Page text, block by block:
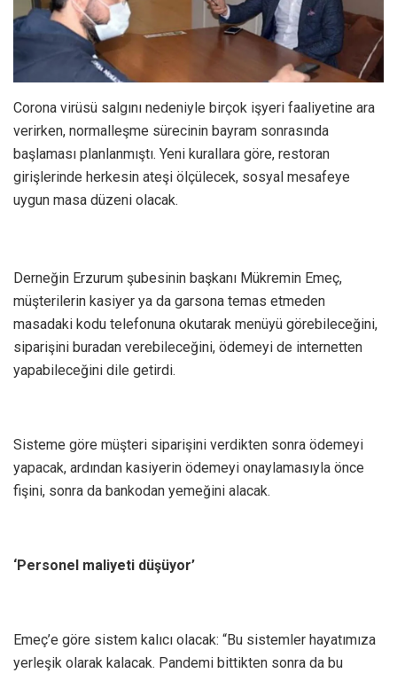
Corona virüsü salgını nedeniyle birçok işyeri faaliyetine ara
verirken, normalleşme sürecinin bayram sonrasında
başlaması planlanmıştı. Yeni kurallara göre, restoran
girişlerinde herkesin ateşi ölçülecek, sosyal mesafeye
uygun masa düzeni olacak.
Derneğin Erzurum şubesinin başkanı Mükremin Emeç,
müşterilerin kasiyer ya da garsona temas etmeden
masadaki kodu telefonuna okutarak menüyü görebileceğini,
siparişini buradan verebileceğini, ödemeyi de internetten
yapabileceğini dile getirdi.
Sisteme göre müşteri siparişini verdikten sonra ödemeyi
yapacak, ardından kasiyerin ödemeyi onaylamasıyla önce
fişini, sonra da bankodan yemeğini alacak.
‘Personel maliyeti düşüyor’
Emeç’e göre sistem kalıcı olacak: “Bu sistemler hayatımıza
yerleşik olarak kalacak. Pandemi bittikten sonra da bu